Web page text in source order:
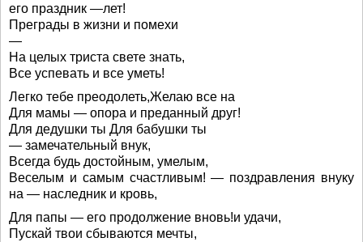
его праздник —лет!
Преграды в жизни и помехи
—
На целых триста свете знать,
Все успевать и все уметь!
Легко тебе преодолеть,Желаю все на
Для мамы — опора и преданный друг!
Для дедушки ты Для бабушки ты
— замечательный внук,
Всегда будь достойным, умелым,
Веселым и самым счастливым! — поздравления внуку
на — наследник и кровь,
Для папы — его продолжение вновь!и удачи,
Пускай твои сбываются мечты,